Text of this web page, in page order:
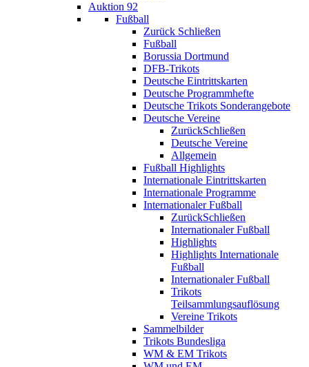
Auktion 92
Fußball
Zurück Schließen
Fußball
Borussia Dortmund
DFB-Trikots
Deutsche Eintrittskarten
Deutsche Programmhefte
Deutsche Trikots Sonderangebote
Deutsche Vereine
ZurückSchließen
Deutsche Vereine
Allgemein
Fußball Highlights
Internationale Eintrittskarten
Internationale Programme
Internationaler Fußball
ZurückSchließen
Internationaler Fußball
Highlights
Highlights Internationale
Fußball
Internationaler Fußball
Trikots
Teilsammlungsauflösung
Vereine Trikots
Sammelbilder
Trikots Bundesliga
WM & EM Trikots